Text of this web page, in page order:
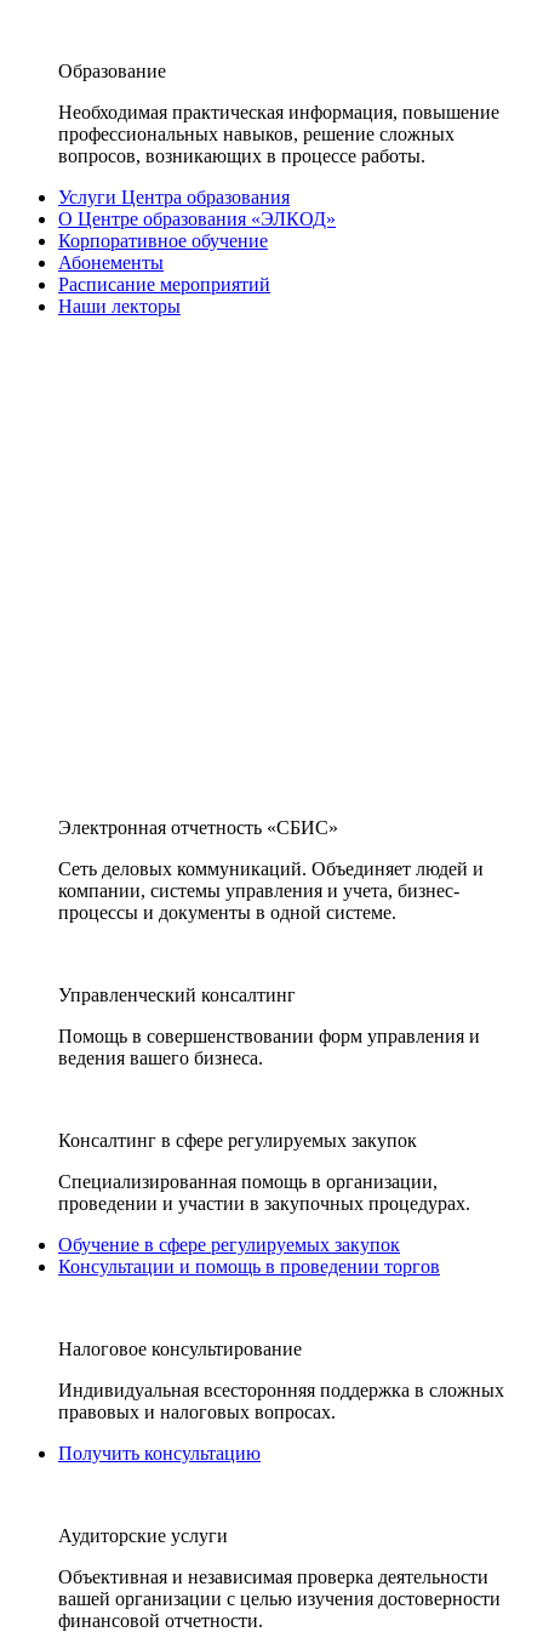
Образование
Необходимая практическая информация, повышение
профессиональных навыков, решение сложных
вопросов, возникающих в процессе работы.
Услуги Центра образования
О Центре образования «ЭЛКОД»
Корпоративное обучение
Абонементы
Расписание мероприятий
Наши лекторы
Электронная отчетность «СБИС»
Сеть деловых коммуникаций. Объединяет людей и
компании, системы управления и учета, бизнес-
процессы и документы в одной системе.
Управленческий консалтинг
Помощь в совершенствовании форм управления и
ведения вашего бизнеса.
Консалтинг в сфере регулируемых закупок
Специализированная помощь в организации,
проведении и участии в закупочных процедурах.
Обучение в сфере регулируемых закупок
Консультации и помощь в проведении торгов
Налоговое консультирование
Индивидуальная всесторонняя поддержка в сложных
правовых и налоговых вопросах.
Получить консультацию
Аудиторские услуги
Объективная и независимая проверка деятельности
вашей организации с целью изучения достоверности
финансовой отчетности.